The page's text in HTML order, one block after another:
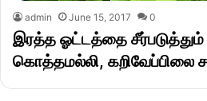
admin June 15, 2017 0
இரத்த ஓட்டத்தை சீர்படுத்தும்
கொத்தமல்லி, கறிவேப்பிலை